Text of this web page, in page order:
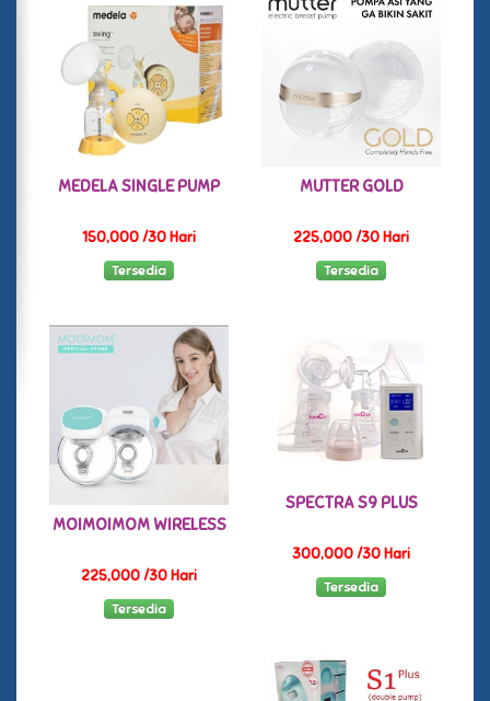
MEDELA SINGLE PUMP
150,000 /30 Hari
Tersedia
MUTTER GOLD
225,000 /30 Hari
Tersedia
MOIMOIMOM WIRELESS
225,000 /30 Hari
Tersedia
SPECTRA S9 PLUS
300,000 /30 Hari
Tersedia